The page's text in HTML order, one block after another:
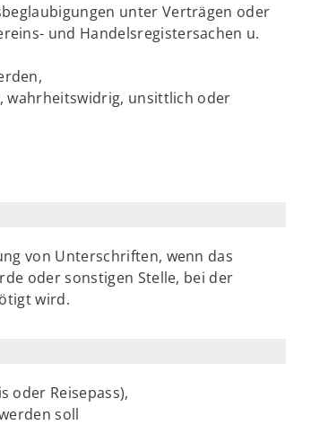
unter Verträgen oder
und Handelsregistersachen u.
wahrheitswidrig, unsittlich oder
von Unterschriften, wenn das
oder sonstigen Stelle, bei der
wird.
oder Reisepass),
soll